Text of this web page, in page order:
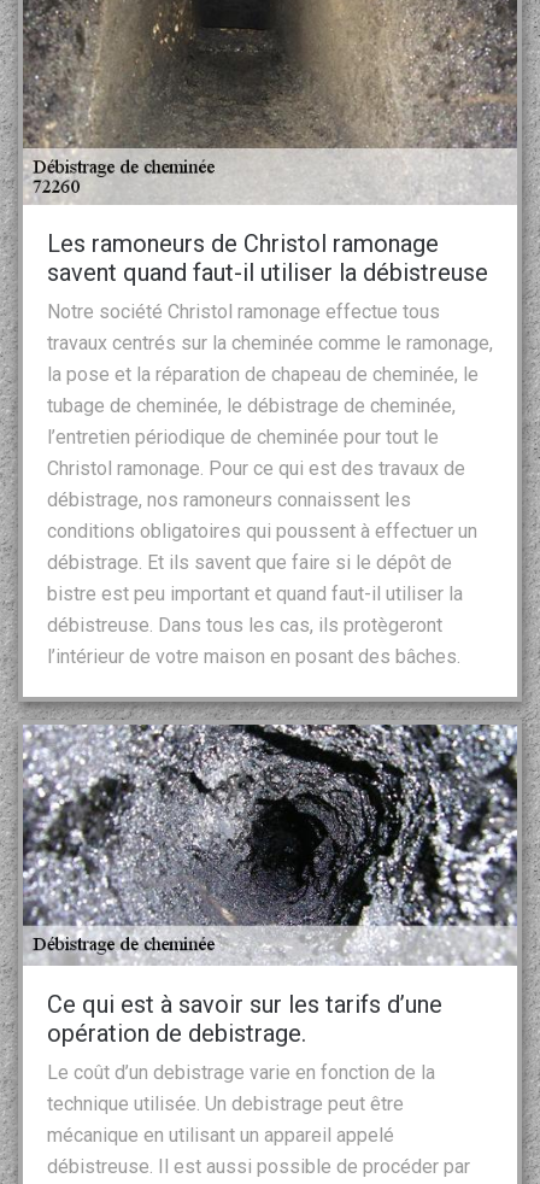
Les ramoneurs de Christol ramonage
savent quand faut-il utiliser la débistreuse
Notre société Christol ramonage effectue tous
travaux centrés sur la cheminée comme le ramonage,
la pose et la réparation de chapeau de cheminée, le
tubage de cheminée, le débistrage de cheminée,
l’entretien périodique de cheminée pour tout le
Christol ramonage. Pour ce qui est des travaux de
débistrage, nos ramoneurs connaissent les
conditions obligatoires qui poussent à effectuer un
débistrage. Et ils savent que faire si le dépôt de
bistre est peu important et quand faut-il utiliser la
débistreuse. Dans tous les cas, ils protègeront
l’intérieur de votre maison en posant des bâches.
Ce qui est à savoir sur les tarifs d’une
opération de debistrage.
Le coût d’un debistrage varie en fonction de la
technique utilisée. Un debistrage peut être
mécanique en utilisant un appareil appelé
débistreuse. Il est aussi possible de procéder par